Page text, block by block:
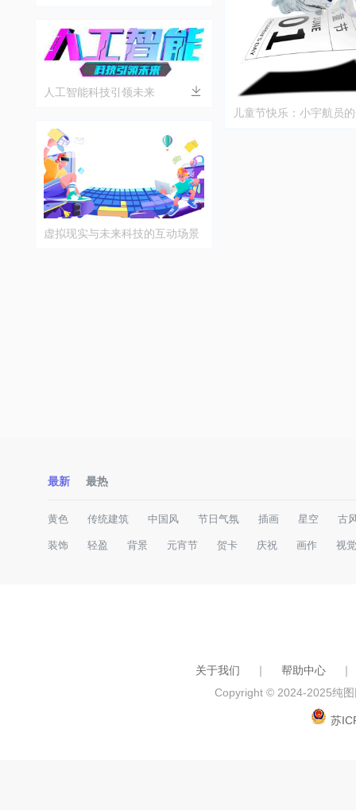
人工智能科技引领未来
虚拟现实与未来科技的互动场景
儿童节快乐：小宇航员
最新 最热
黄色 传统建筑 中国风 节日气氛 插画 星空 古
装饰 轻盈 背景 元宵节 贺卡 庆祝 画作 视
关于我们 ｜ 帮助中心
｜
Copyright © 2024-2025纯
苏